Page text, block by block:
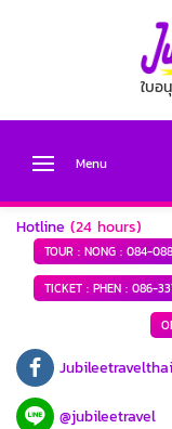
ใบอ
Menu
Hotline (24 hours)
TOUR : NONG : 084-
TICKET : PHEN :086-
Jubileetravelthai
@jubileetravel